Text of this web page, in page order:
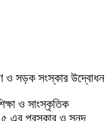
ও সড়ক সংস্কার উদ্বোধন
ও সাংস্কৃতিক
এর পুরস্কার ও সনদ